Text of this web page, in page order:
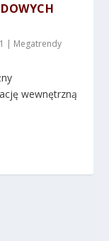
| Megatrendy
wewnętrzną